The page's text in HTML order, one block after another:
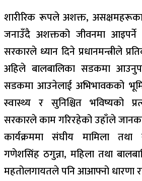
शारीरिक रूपले अशक्त,
जनाउँदै अशक्तको जीवनमा आइपर्ने
सरकारले ध्यान दिने प्रधानमन्त्रीले
अहिले बालबालिका सडकमा
सडकमा आउनेलाई अभिभावकको
स्वास्थ्य र सुनिश्चित भविष्यको
सरकारले काम गरिरहेको उहाँले
कार्यक्रममा संघीय मामिला तथा
गणेशसिंह ठगुन्ना, महिला तथा
महतोलगायतले पनि आआफ्नो धारणा